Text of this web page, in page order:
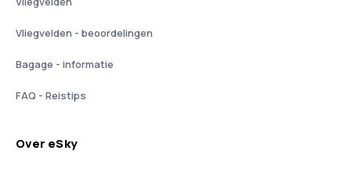
Vliegvelden - beoordelingen
Bagage - informatie
FAQ - Reistips
Over eSky